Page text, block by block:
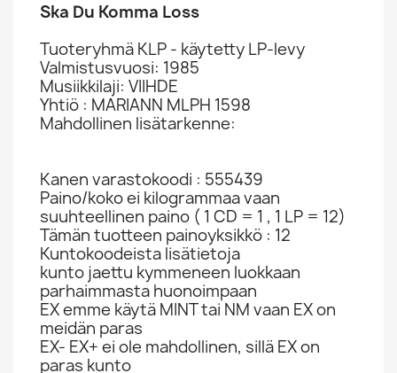
Ska Du Komma Loss
Tuoteryhmä KLP - käytetty LP-levy
Valmistusvuosi: 1985
Musiikkilaji: VIIHDE
Yhtiö : MARIANN MLPH 1598
Mahdollinen lisätarkenne:
Kanen varastokoodi : 555439
Paino/koko ei kilogrammaa vaan
suuhteellinen paino ( 1 CD = 1 , 1 LP = 12)
Tämän tuotteen painoyksikkö : 12
Kuntokoodeista lisätietoja
kunto jaettu kymmeneen luokkaan
parhaimmasta huonoimpaan
EX emme käytä MINT tai NM vaan EX on
meidän paras
EX- EX+ ei ole mahdollinen, sillä EX on
paras kunto